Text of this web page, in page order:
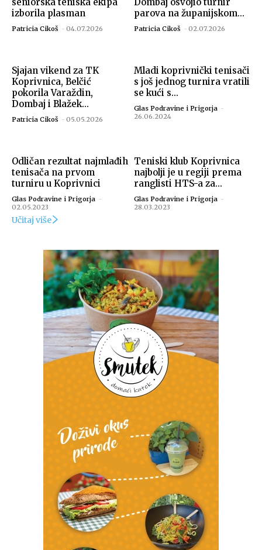
izborila plasman
Patricia Cikoš - 04.07.2026
parova na županijskom...
Patricia Cikoš - 02.07.2026
Sjajan vikend za TK
Koprivnica, Belčić
pokorila Varaždin,
Dombaj i Blažek...
Patricia Cikoš - 05.05.2026
Mladi koprivnički tenisači
s još jednog turnira vratili
se kući s...
Glas Podravine i Prigorja -
26.06.2024
Odličan rezultat najmlađih
tenisača na prvom
turniru u Koprivnici
Glas Podravine i Prigorja -
02.05.2023
Teniski klub Koprivnica
najbolji je u regiji prema
ranglisti HTS-a za...
Glas Podravine i Prigorja -
28.03.2023
Učitaj više